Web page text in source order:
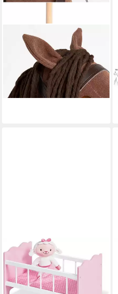
PINOLINO®
Steckenpferd
58,97 € UVP79,90 €
lieferbar - in 3-4 Werktagen bei dir